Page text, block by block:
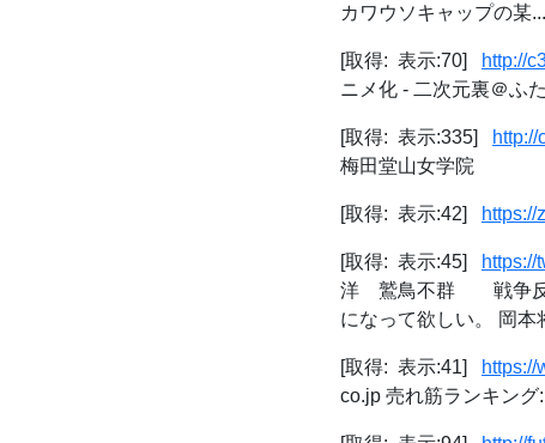
カワウソキャップの某...
[取得: 表示:70] http://
ニメ化 - 二次元裏＠ふ
[取得: 表示:335]
梅田堂山女学院
[取得: 表示:42] https://
[取得: 表示:45]
洋 鷲鳥不群 戦争反対
になって欲しい。 岡本
[取得: 表示:41]
co.jp 売れ筋ランキン